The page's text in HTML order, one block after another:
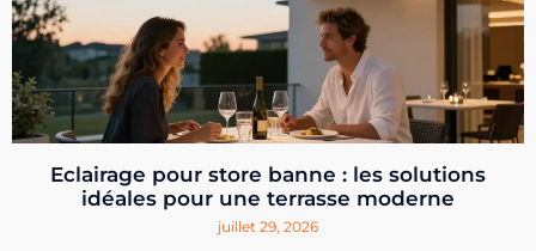
Eclairage pour store banne : les solutions
idéales pour une terrasse moderne
juillet 29, 2026